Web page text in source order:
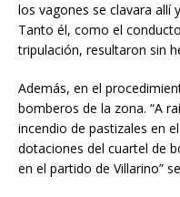
los vagones se clavara allí
Tanto él, como el
tripulación, resultaron sin
Además, en el
bomberos de la zona. “A
incendio de pastizales en
dotaciones del cuartel de
en el partido de Villarino”